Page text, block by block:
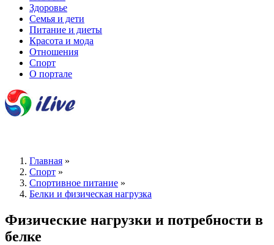
Здоровье
Семья и дети
Питание и диеты
Красота и мода
Отношения
Спорт
О портале
Главная »
Спорт »
Спортивное питание »
Белки и физическая нагрузка
Физические нагрузки и потребности в
белке